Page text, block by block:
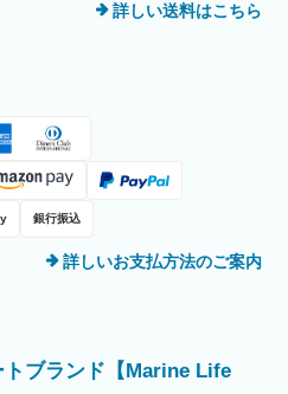
詳しい送料はこちら
銀行振込
詳しいお支払方法のご案内
ブランド【Marine Life